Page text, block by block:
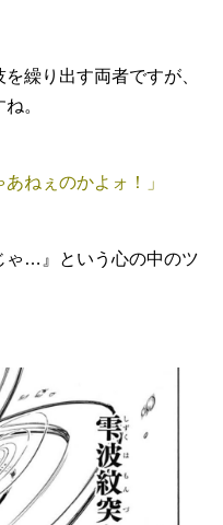
繰り出す両者ですが、
。
ねぇのかよォ！」
ゃ…』という心の中のツ